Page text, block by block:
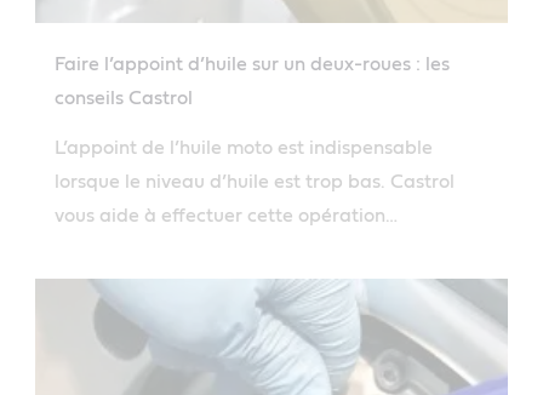
Faire l’appoint d’huile sur un deux-roues : les
conseils Castrol
L’appoint de l’huile moto est indispensable
lorsque le niveau d’huile est trop bas. Castrol
vous aide à effectuer cette opération